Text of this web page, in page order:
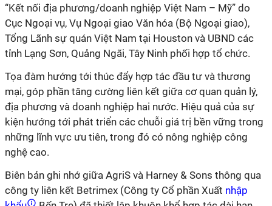
“Kết nối địa phương/doanh nghiệp Việt Nam – Mỹ” do
Cục Ngoại vụ, Vụ Ngoại giao Văn hóa (Bộ Ngoại giao),
Tổng Lãnh sự quán Việt Nam tại Houston và UBND các
tỉnh Lạng Sơn, Quảng Ngãi, Tây Ninh phối hợp tổ chức.
Tọa đàm hướng tới thúc đẩy hợp tác đầu tư và thương
mại, góp phần tăng cường liên kết giữa cơ quan quản lý,
địa phương và doanh nghiệp hai nước. Hiệu quả của sự
kiện hướng tới phát triển các chuỗi giá trị bền vững trong
những lĩnh vực ưu tiên, trong đó có nông nghiệp công
nghệ cao.
Biên bản ghi nhớ giữa AgriS và Harney & Sons thông qua
công ty liên kết Betrimex (Công ty Cổ phần Xuất nhập